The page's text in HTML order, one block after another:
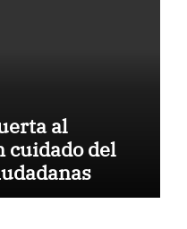
al
cuidado del